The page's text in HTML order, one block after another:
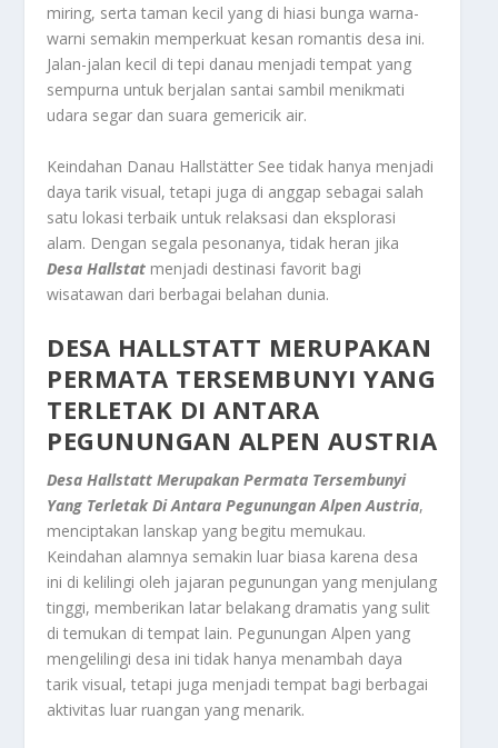
miring, serta taman kecil yang di hiasi bunga warna-
warni semakin memperkuat kesan romantis desa ini.
Jalan-jalan kecil di tepi danau menjadi tempat yang
sempurna untuk berjalan santai sambil menikmati
udara segar dan suara gemericik air.
Keindahan Danau Hallstätter See tidak hanya menjadi
daya tarik visual, tetapi juga di anggap sebagai salah
satu lokasi terbaik untuk relaksasi dan eksplorasi
alam. Dengan segala pesonanya, tidak heran jika
Desa Hallstat menjadi destinasi favorit bagi
wisatawan dari berbagai belahan dunia.
DESA HALLSTATT MERUPAKAN
PERMATA TERSEMBUNYI YANG
TERLETAK DI ANTARA
PEGUNUNGAN ALPEN AUSTRIA
Desa Hallstatt Merupakan Permata Tersembunyi
Yang Terletak Di Antara Pegunungan Alpen Austria,
menciptakan lanskap yang begitu memukau.
Keindahan alamnya semakin luar biasa karena desa
ini di kelilingi oleh jajaran pegunungan yang menjulang
tinggi, memberikan latar belakang dramatis yang sulit
di temukan di tempat lain. Pegunungan Alpen yang
mengelilingi desa ini tidak hanya menambah daya
tarik visual, tetapi juga menjadi tempat bagi berbagai
aktivitas luar ruangan yang menarik.